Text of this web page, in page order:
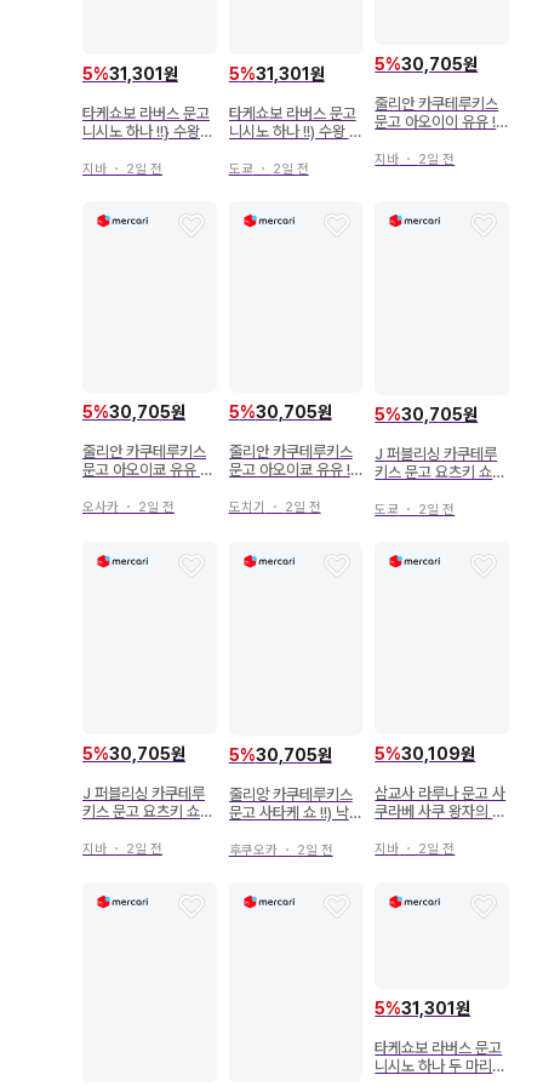
5%31,301원
타케쇼보 라버스 문고
니시노 하나 !!} 수왕
밀회 둥지 틀기
지바 ・ 2일 전
5%31,301원
타케쇼보 라버스 문고
니시노 하나 !!) 수왕 알
회 둥지 틀기
도쿄 ・ 2일 전
5%30,705원
줄리안 카쿠테루키스
문고 아오이이 유유 !!
의 오메가 비
지바 ・ 2일 전
5%30,705원
줄리안 카쿠테루키스
문고 아오이쿄 유유 파
오메가 비
오사카 ・ 2일 전
5%30,705원
줄리안 카쿠테루키스
문고 아오이쿄 유유 !!
의 오메가 비
도치기 ・ 2일 전
5%30,705원
J 퍼블리싱 카쿠테루
키스 문고 요츠키 쇼코
랑을 알기까지
도쿄 ・ 2일 전
5%30,705원
J 퍼블리싱 카쿠테루
키스 문고 요츠키 쇼코
을 알기까지
지바 ・ 2일 전
5%30,705원
줄리앙 카쿠테루키스
문고 사타케 쇼 !!) 낙제
사의 애정 넘치는 결혼
후쿠오카・ 2일 전
5%30,109원
삼교사 라루나 문고 사
쿠라베 사쿠 왕자의 정
의형제 알파
지바 ・ 2일 전
5%31,301원
타케쇼보 라버스 문고
니시노 하나 두 마리